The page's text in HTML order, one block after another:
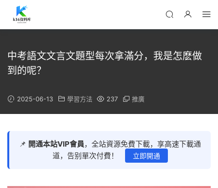
中考語文文言文題型每次拿滿分，我是怎麽做
到的呢？
2025-06-13 學習方法 237 推廣
📌 開通本站VIP會員，全站資源免費下載，享高速下載通
道，告别單次付費！
立即開通